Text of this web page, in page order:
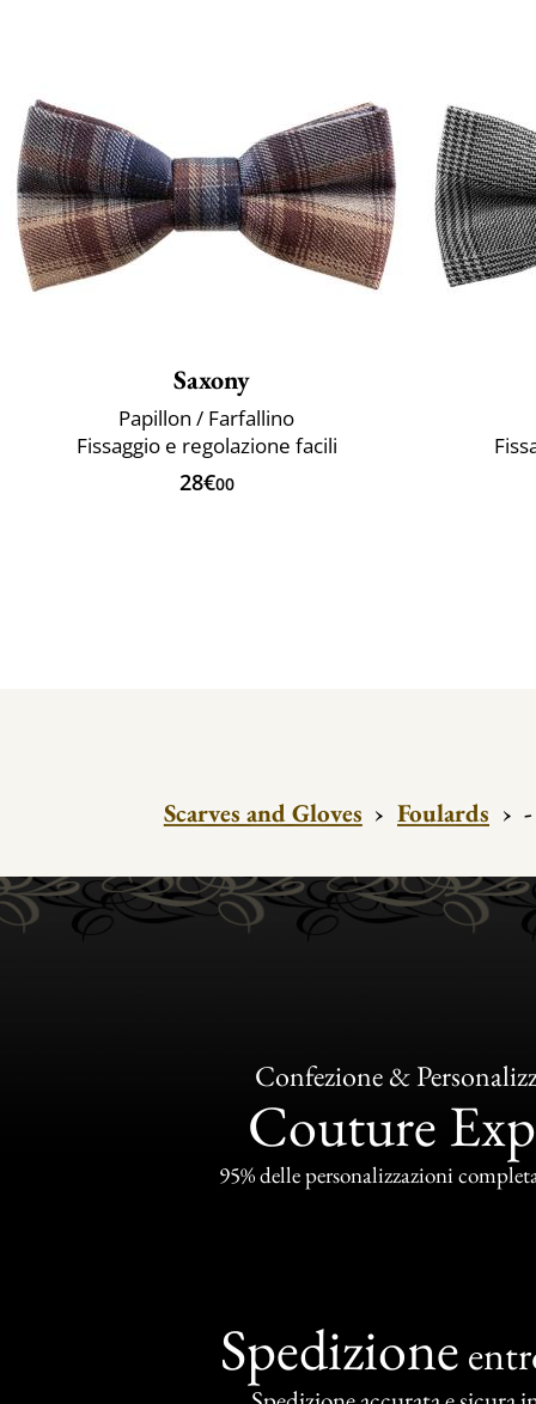
Saxony
Papillon / Farfallino
Fissaggio e regolazione facili
28€00
Scarves and Gloves › Foulards ›
Confezione &
Couture
95% delle personalizzazioni
Spedizione